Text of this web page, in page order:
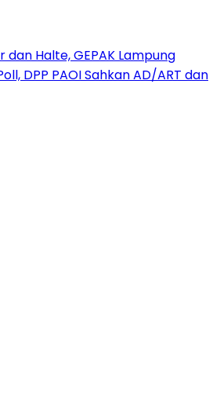
Halte, GEPAK Lampung
DPP PAOI Sahkan AD/ART dan